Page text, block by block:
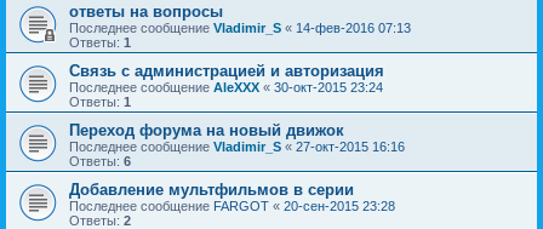
ответы на вопросы
Последнее сообщение Vladimir_S « 14-фев-2016 07:13
Ответы: 1
Связь с администрацией и авторизация
Последнее сообщение AleXXX « 30-окт-2015 23:24
Ответы: 1
Переход форума на новый движок
Последнее сообщение Vladimir_S « 27-окт-2015 16:16
Ответы: 6
Добавление мультфильмов в серии
Последнее сообщение FARGOT « 20-сен-2015 23:28
Ответы: 2